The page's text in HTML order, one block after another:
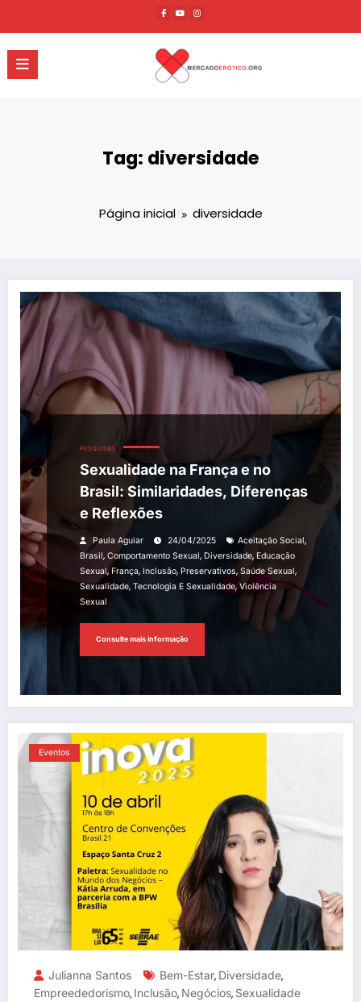
o
conteúdo
Tag: diversidade
Página inicial diversidade
PESQUISAS
Sexualidade na França e no
Brasil: Similaridades, Diferenças
e Reflexões
Paula Aguiar 24/04/2025 Aceitação Social,
Brasil, Comportamento Sexual, Diversidade, Educação
Sexual,França, Inclusão, Preservativos, Saúde Sexual,
Sexualidade, Tecnologia E Sexualidade, Violência
Sexual
Consulte mais informação
Eventos
Julianna Santos Bem-Estar, Diversidade,
Empreededorismo, Inclusão, Negócios, Sexualidade